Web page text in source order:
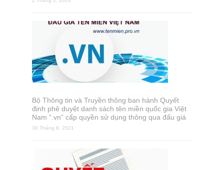
Bộ Thông tin và Truyền thông ban hành Quyết
định phê duyệt danh sách tên miền quốc gia Việt
Nam “.vn” cấp quyền sử dụng thông qua đấu giá
30 Tháng 8, 2021